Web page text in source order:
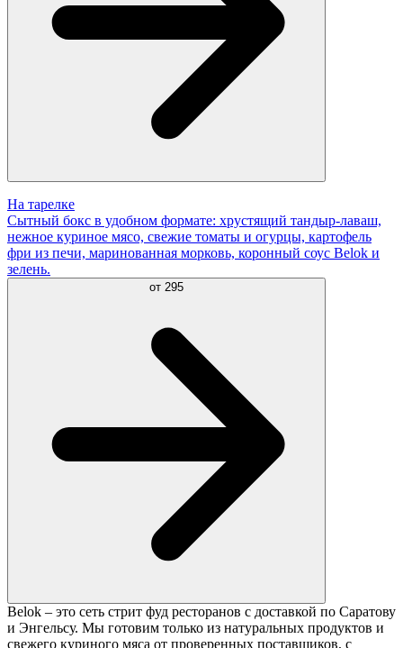
На тарелке
Сытный бокс в удобном формате: хрустящий тандыр-лаваш,
нежное куриное мясо, свежие томаты и огурцы, картофель
фри из печи, маринованная морковь, коронный соус Belok и
зелень.
от 295
Belok – это сеть стрит фуд ресторанов с доставкой по Саратову
и Энгельсу. Мы готовим только из натуральных продуктов и
свежего куриного мяса от проверенных поставщиков, с